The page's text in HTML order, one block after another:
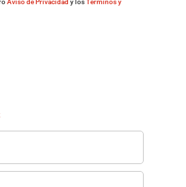
Aviso de Privacidad y losTérminos y